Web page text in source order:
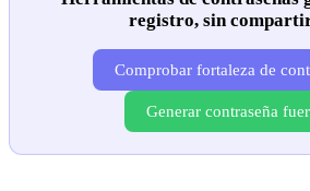
registro, sin
Comprobar fortaleza de
Generar contraseña